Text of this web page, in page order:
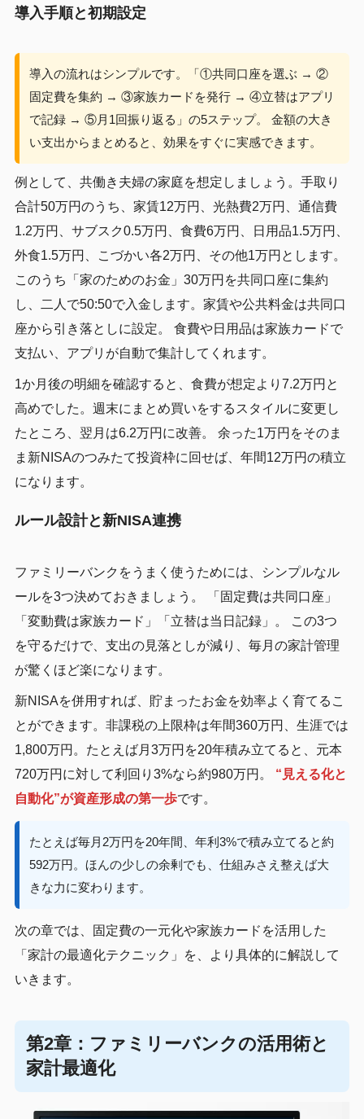
導入手順と初期設定
導入の流れはシンプルです。「①共同口座を選ぶ → ②
固定費を集約 → ③家族カードを発行 → ④立替はアプリ
で記録 → ⑤月1回振り返る」の5ステップ。 金額の大き
い支出からまとめると、効果をすぐに実感できます。
例として、共働き夫婦の家庭を想定しましょう。手取り
合計50万円のうち、家賃12万円、光熱費2万円、通信費
1.2万円、サブスク0.5万円、食費6万円、日用品1.5万円、
外食1.5万円、こづかい各2万円、その他1万円とします。
このうち「家のためのお金」30万円を共同口座に集約
し、二人で50:50で入金します。家賃や公共料金は共同口
座から引き落としに設定。 食費や日用品は家族カードで
支払い、アプリが自動で集計してくれます。
1か月後の明細を確認すると、食費が想定より7.2万円と
高めでした。週末にまとめ買いをするスタイルに変更し
たところ、翌月は6.2万円に改善。 余った1万円をそのま
ま新NISAのつみたて投資枠に回せば、年間12万円の積立
になります。
ルール設計と新NISA連携
ファミリーバンクをうまく使うためには、シンプルなル
ールを3つ決めておきましょう。 「固定費は共同口座」
「変動費は家族カード」「立替は当日記録」。 この3つ
を守るだけで、支出の見落としが減り、毎月の家計管理
が驚くほど楽になります。
新NISAを併用すれば、貯まったお金を効率よく育てるこ
とができます。非課税の上限枠は年間360万円、生涯では
1,800万円。たとえば月3万円を20年積み立てると、元本
720万円に対して利回り3%なら約980万円。 “見える化と
自動化”が資産形成の第一歩です。
たとえば毎月2万円を20年間、年利3%で積み立てると約
592万円。ほんの少しの余剰でも、仕組みさえ整えば大
きな力に変わります。
次の章では、固定費の一元化や家族カードを活用した
「家計の最適化テクニック」を、より具体的に解説して
いきます。
第2章：ファミリーバンクの活用術と
家計最適化